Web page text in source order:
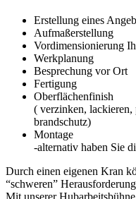
Erstellung eines
Aufmaßerstellung
Vordimensionierung
Werkplanung
Besprechung vor Ort
Fertigung
Oberflächenfinish
( verzinken, lackieren,
brandschutz)
Montage
-alternativ haben Sie
Durch einen eigenen Kran
“schweren”
Mit unserer